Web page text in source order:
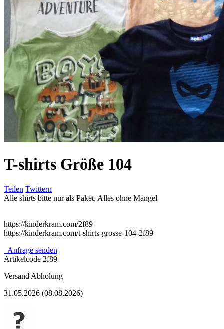
T-shirts Größe 104
Teilen Twittern
Alle shirts bitte nur als Paket. Alles ohne Mängel
https://kinderkram.com/2f89
https://kinderkram.com/t-shirts-grosse-104-2f89
Anfrage senden
Artikelcode 2f89
Versand Abholung
31.05.2026 (08.08.2026)